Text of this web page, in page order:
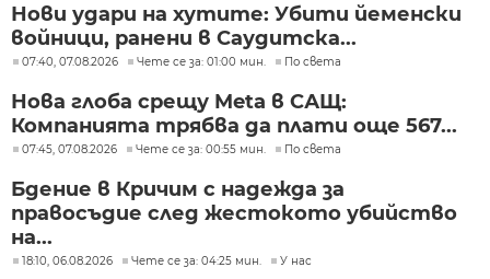
Нови удари на хутите: Убити йеменски
войници, ранени в Саудитска...
07:40, 07.08.2026 Чете се за: 01:00 мин. По света
Нова глоба срещу Meta в САЩ:
Компанията трябва да плати още 567...
07:45, 07.08.2026 Чете се за: 00:55 мин. По света
Бдение в Кричим с надежда за
правосъдие след жестокото убийство
на...
18:10, 06.08.2026 Чете се за: 04:25 мин. У нас